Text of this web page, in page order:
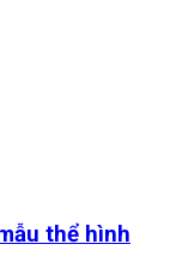
thể hình